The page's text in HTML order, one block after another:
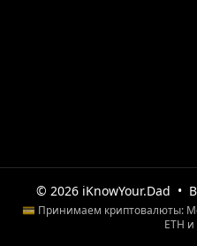
© 2026 iKnowYour.Dad •
💳 Принимаем криптовалюты:
ETH